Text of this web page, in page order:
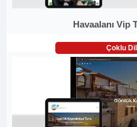
Havaalanı Vip
Çoklu